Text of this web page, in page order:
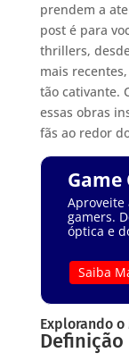
prendem a
post é para
thrillers,
mais
tão cativante.
essas obras
fãs ao redor
Aproveite
gamers.
óptica e
Saiba
Explorando